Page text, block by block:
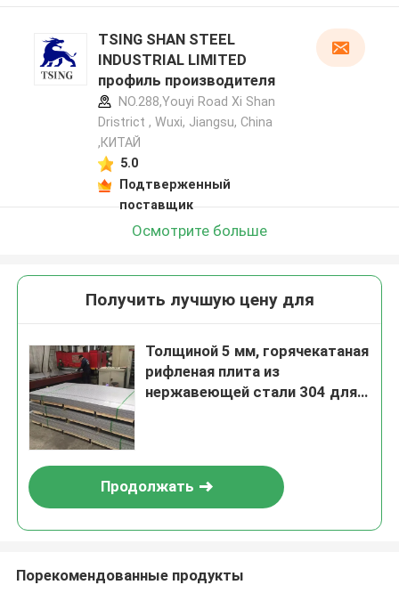
TSING SHAN STEEL
INDUSTRIAL LIMITED
профиль производителя
NO.288,Youyi Road Xi Shan
Dristrict , Wuxi, Jiangsu, China
,КИТАЙ
5.0
Подтверженный
поставщик
Осмотрите больше
Получить лучшую цену для
Толщиной 5 мм, горячекатаная
рифленая плита из
нержавеющей стали 304 для
Продолжать
Порекомендованные продукты